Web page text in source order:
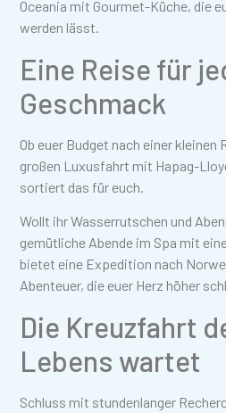
Oceania mit Gourmet-Küche, die
werden lässt.
Eine Reise für
Geschmack
Ob euer Budget nach einer
großen Luxusfahrt mit Hapag-
sortiert das für euch.
Wollt ihr Wasserrutschen und
gemütliche Abende im Spa mit
bietet eine Expedition nach
Abenteuer, die euer Herz höher
Die Kreuzfahrt
Lebens wartet
Schluss mit stundenlanger